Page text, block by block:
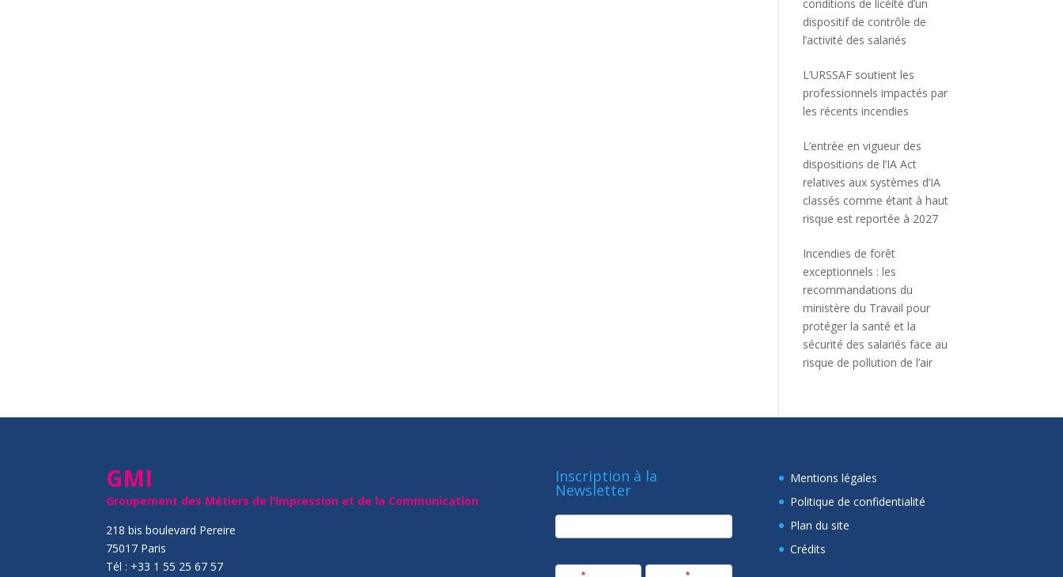
conditions de licéité d’un
dispositif de contrôle de
l’activité des salariés
L’URSSAF soutient les
professionnels impactés par
les récents incendies
L’entrée en vigueur des
dispositions de l’IA Act
relatives aux systèmes d’IA
classés comme étant à haut
risque est reportée à 2027
Incendies de forêt
exceptionnels : les
recommandations du
ministère du Travail pour
protéger la santé et la
sécurité des salariés face au
risque de pollution de l’air
GMI
Groupement des Métiers de l’Impression et de la Communication
218 bis boulevard Pereire
75017 Paris
Tél : +33 1 55 25 67 57
Inscription à la
Newsletter
newsletter
Mentions légales
Politique de confidentialité
Plan du site
Crédits